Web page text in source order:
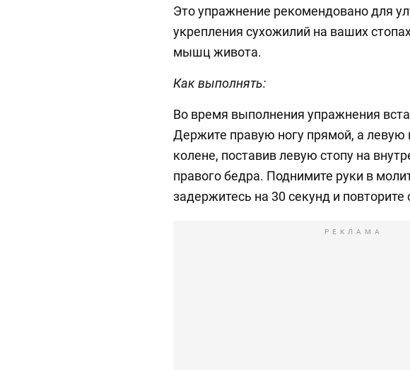
Это упражнение рекомендовано для
укрепления сухожилий на ваших
мышц живота.
Как выполнять:
Во время выполнения упражнения
Держите правую ногу прямой, а левую
колене, поставив левую стопу на
правого бедра. Поднимите руки в
задержитесь на 30 секунд и повторите
РЕКЛАМА